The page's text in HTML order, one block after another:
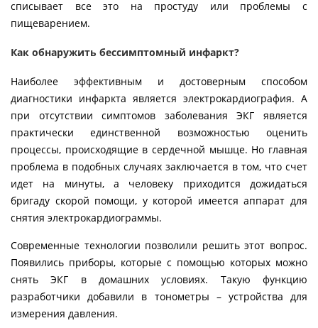
списывает все это на простуду или проблемы с
пищеварением.
Как обнаружить бессимптомный инфаркт?
Наиболее эффективным и достоверным способом
диагностики инфаркта является электрокардиография. А
при отсутствии симптомов заболевания ЭКГ является
практически единственной возможностью оценить
процессы, происходящие в сердечной мышце. Но главная
проблема в подобных случаях заключается в том, что счет
идет на минуты, а человеку приходится дожидаться
бригаду скорой помощи, у которой имеется аппарат для
снятия электрокардиограммы.
Современные технологии позволили решить этот вопрос.
Появились приборы, которые с помощью которых можно
снять ЭКГ в домашних условиях. Такую функцию
разработчики добавили в тонометры – устройства для
измерения давления.